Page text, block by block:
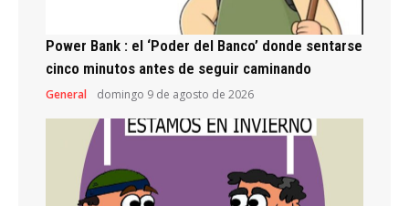
Power Bank : el ‘Poder del Banco’ donde sentarse
cinco minutos antes de seguir caminando
General domingo 9 de agosto de 2026